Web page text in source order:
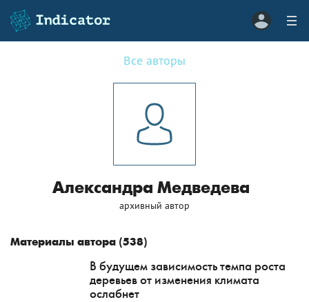
Александра Медведева
архивный автор
Все авторы
Материалы автора (538)
В будущем зависимость темпа роста
деревьев от изменения климата
ослабнет